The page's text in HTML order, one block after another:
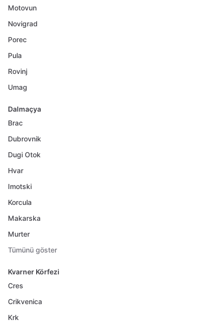
Motovun
Novigrad
Porec
Pula
Rovinj
Umag
Dalmaçya
Brac
Dubrovnik
Dugi Otok
Hvar
Imotski
Korcula
Makarska
Murter
Tümünü göster
Kvarner Körfezi
Cres
Crikvenica
Krk